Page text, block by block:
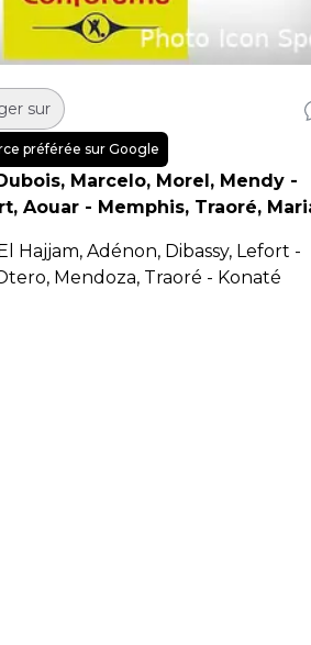
sur
préférée sur Google
Marcelo, Morel, Mendy -
Aouar - Memphis, Traoré,
Hajjam, Adénon, Dibassy, Lefort -
Mendoza, Traoré - Konaté